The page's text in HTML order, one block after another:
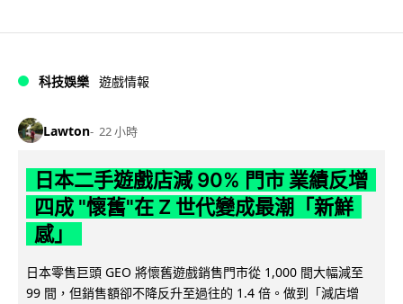
科技娛樂 遊戲情報
Lawton 22 小時
日本二手遊戲店減 90% 門市 業績反增
四成 "懷舊"在 Z 世代變成最潮「新鮮
感」
日本零售巨頭 GEO 將懷舊遊戲銷售門市從 1,000 間大幅減至
99 間，但銷售額卻不降反升至過往的 1.4 倍。做到「減店增